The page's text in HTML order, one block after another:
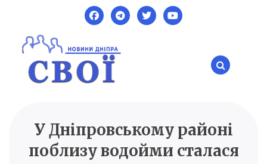
content
SVOI.DP.UA
Новини Дніпра
У Дніпровському районі
поблизу водойми сталася